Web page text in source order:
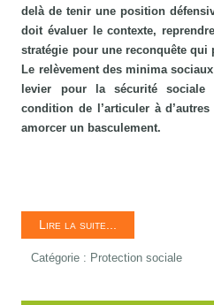
delà de tenir une position
doit évaluer le contexte,
stratégie pour une reconquête qui
Le relèvement des minima
levier pour la sécurité
condition de l’articuler à
amorcer un basculement.
Lire la suite...
Catégorie : Protection sociale